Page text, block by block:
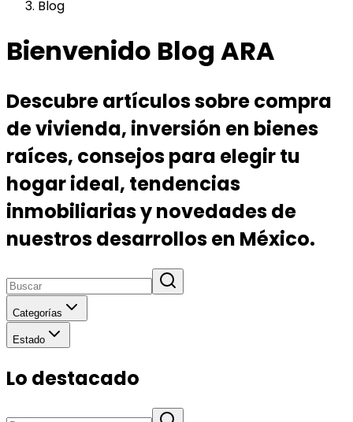
Blog
Bienvenido Blog ARA
Descubre artículos sobre compra
de vivienda, inversión en bienes
raíces, consejos para elegir tu
hogar ideal, tendencias
inmobiliarias y novedades de
nuestros desarrollos en México.
Categorías
Estado
Lo destacado